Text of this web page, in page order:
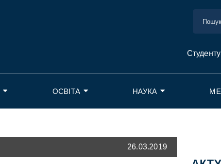
Студенту
ОСВІТА НАУКА
26.03.2019